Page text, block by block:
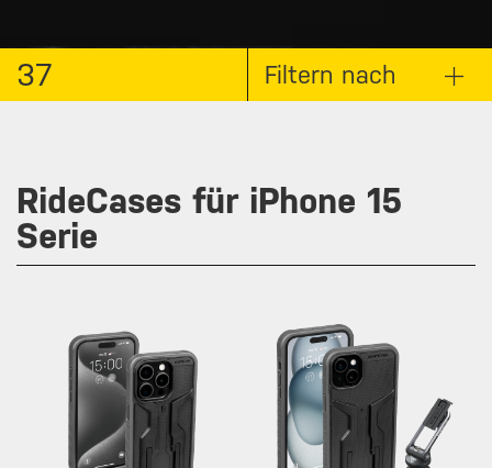
37 Filtern nach
RideCases für iPhone 15
Serie